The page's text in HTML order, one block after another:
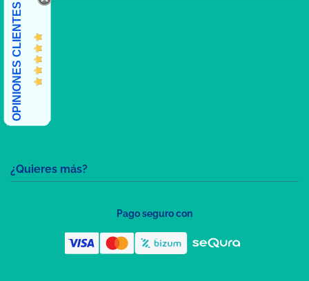
¿Quieres más?
OPINIONES CLIENTES
Pago seguro con